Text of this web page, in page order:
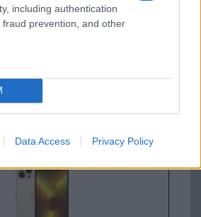
including authentication
prevention, and other
Data Access Privacy Policy
Euro Gsm